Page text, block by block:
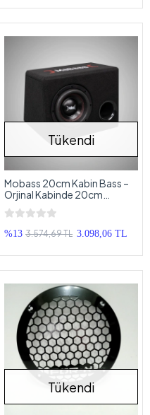
Tükendi
Mobass 20cm Kabin Bass –
Orjinal Kabinde 20cm
Mobass Subwoofer
%13 3.574,69 TL 3.098,06 TL
Tükendi